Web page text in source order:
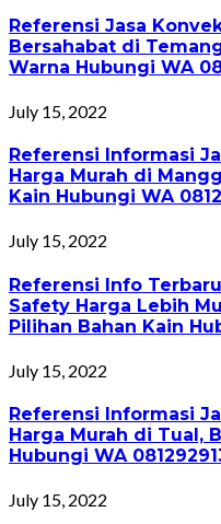
Referensi Jasa
Bersahabat di
Warna Hubungi WA
July 15, 2022
Referensi Informasi
Harga Murah di
Kain Hubungi WA
July 15, 2022
Referensi Info
Safety Harga Lebih
Pilihan Bahan Kain
July 15, 2022
Referensi Informasi
Harga Murah di Tual,
Hubungi WA
July 15, 2022